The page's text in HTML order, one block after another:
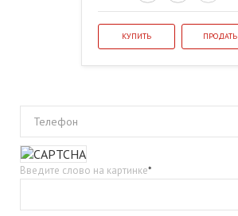
КУПИТЬ ПРОДАТЬ
Телефон
Введите слово на картинке*